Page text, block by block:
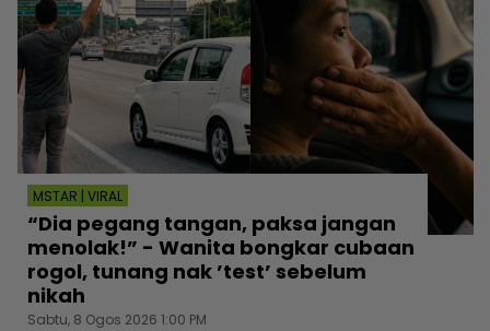
MSTAR | VIRAL
“Dia pegang tangan, paksa jangan
menolak!” - Wanita bongkar cubaan
rogol, tunang nak ’test’ sebelum
nikah
Sabtu, 8 Ogos 2026 1:00 PM